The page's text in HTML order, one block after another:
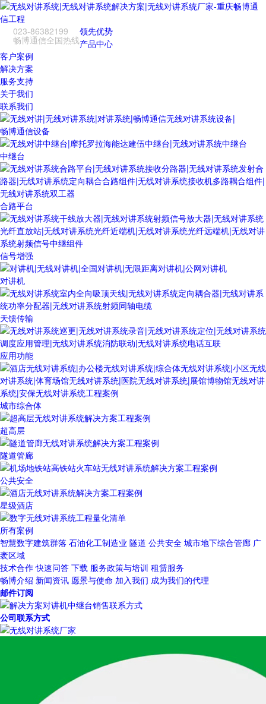
023-86382199
畅博通信全国热线
领先优势
产品中心
客户案例
解决方案
服务支持
关于我们
联系我们
畅博通信设备
中继台
合路平台
信号增强
对讲机
天馈传输
应用功能
城市综合体
超高层
隧道管廊
公共安全
星级酒店
所有案例
智慧数字建筑群落 石油化工制造业 隧道 公共安全 城市地下综合管廊 广
袤区域
技术合作 快速问答 下载 服务政策与培训 租赁服务
畅博介绍 新闻资讯 愿景与使命 加入我们 成为我们的代理
邮件订阅
公司联系方式